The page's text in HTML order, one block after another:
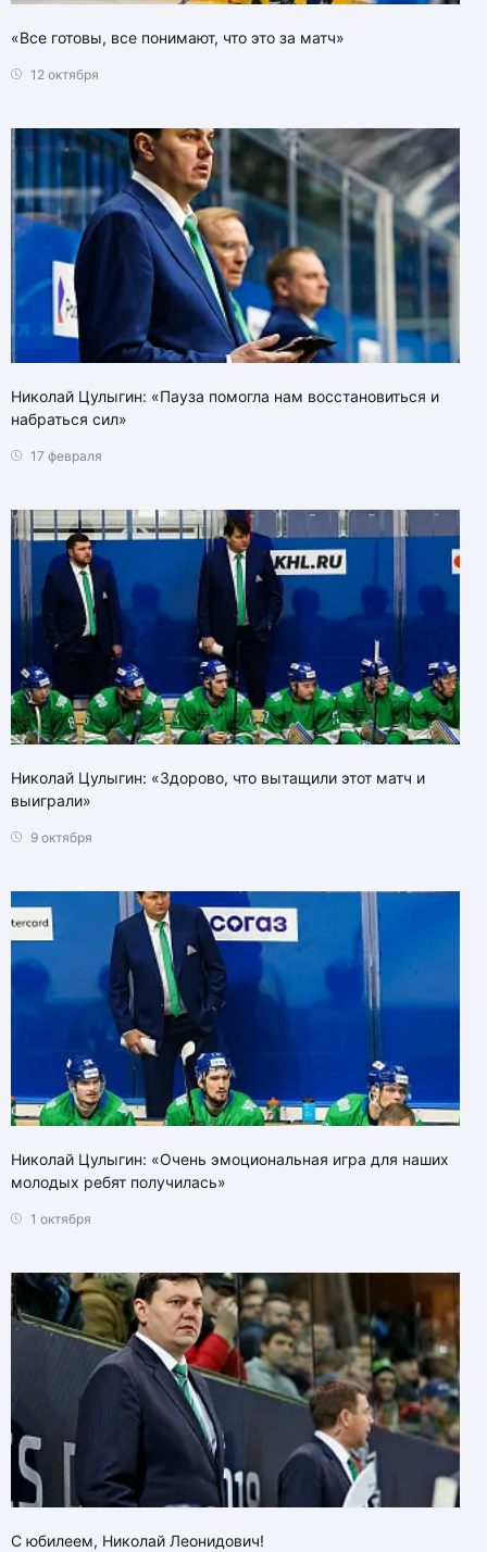
«Все готовы, все понимают, что это за матч»
12 октября
Николай Цулыгин: «Пауза помогла нам восстановиться и
набраться сил»
17 февраля
Николай Цулыгин: «Здорово, что вытащили этот матч и
выиграли»
9 октября
Николай Цулыгин: «Очень эмоциональная игра для наших
молодых ребят получилась»
1 октября
С юбилеем, Николай Леонидович!